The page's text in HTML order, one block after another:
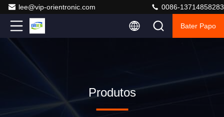
lee@vip-orientronic.com 0086-13714858283
Bater Papo
Produtos